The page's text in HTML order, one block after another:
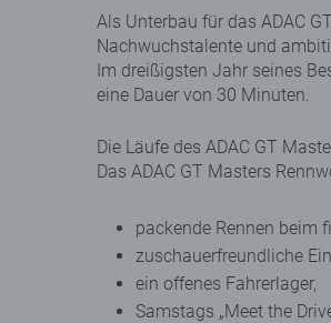
Als Unterbau für das ADAC
Nachwuchstalente und
Im dreißigsten Jahr seines
eine Dauer von 30 Minuten.
Die Läufe des ADAC GT
Das ADAC GT Masters
packende Rennen beim
zuschauerfreundliche
ein offenes Fahrerlager,
Samstags „Meet the